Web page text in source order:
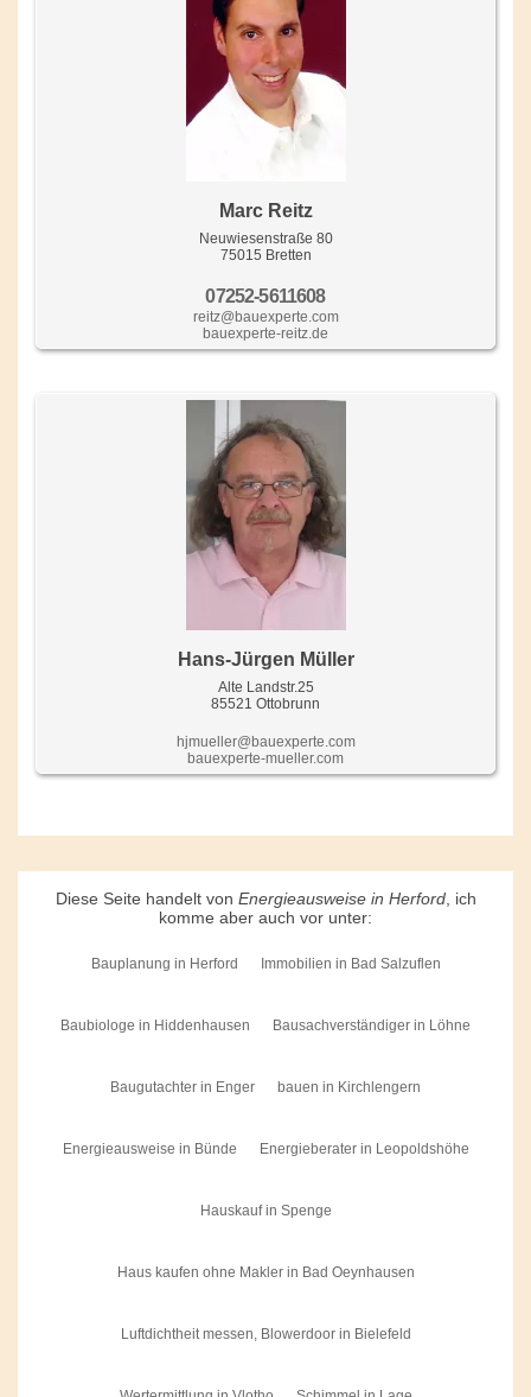
Marc Reitz
Neuwiesenstraße 80
75015 Bretten
07252-5611608
reitz@bauexperte.com
bauexperte-reitz.de
Hans-Jürgen Müller
Alte Landstr.25
85521 Ottobrunn
hjmueller@bauexperte.com
bauexperte-mueller.com
Diese Seite handelt von Energieausweise in Herford, ich
komme aber auch vor unter:
Bauplanung in Herford Immobilien in Bad Salzuflen
Baubiologe in Hiddenhausen Bausachverständiger in Löhne
Baugutachter in Enger bauen in Kirchlengern
Energieausweise in Bünde Energieberater in Leopoldshöhe
Hauskauf in Spenge
Haus kaufen ohne Makler in Bad Oeynhausen
Luftdichtheit messen, Blowerdoor in Bielefeld